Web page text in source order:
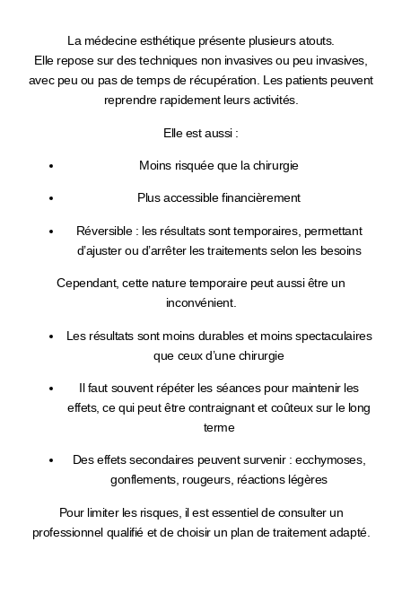
La médecine esthétiqueprésente plusieurs atouts.
Elle repose sur des techniques non invasives ou peu invasives
avec peu ou pas de temps de récupération . Les patients peuvent
reprendre rapidement leurs activités.
Elle est aussi :
Moins risquéeque la chirurgie
Plus accessible financièrement
Réversible: les résultats sont temporaires, permettant
d’ajuster ou d’arrêter les traitements selon les besoins
Cependant, cette nature temporaire peut aussi être un
inconvénient.
Les résultats sont moins durables et moins spectaculaires
que ceux d’une chirurgie
Il faut souvent répéter les séancespour maintenir les
effets, ce qui peut être contraignant et coûteux sur le long
terme
Deseffets secondaires peuvent survenir : ecchymoses,
gonflements, rougeurs, réactions légères
Pour limiter les risques, il est essentiel deconsulter un
professionnel qualifiéet de choisir un plan de traitement adapté.